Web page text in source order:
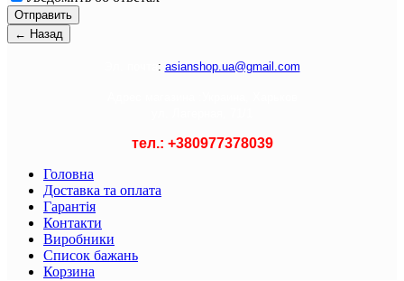
: asianshop.ua@gmail.com
тел.: +380977378039
Головна
Доставка та оплата
Гарантія
Контакти
Виробники
Список бажань
Корзина